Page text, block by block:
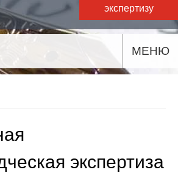
экспертизу
МЕНЮ
экспертиза